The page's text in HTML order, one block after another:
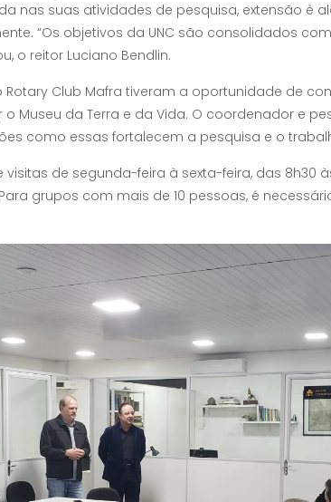
nas suas atividades de pesquisa, extensão è
“Os objetivos da UNC são consolidados
o reitor Luciano Bendlin.
Club Mafra tiveram a oportunidade de
Museu da Terra e da Vida. O coordenador e
como essas fortalecem a pesquisa e o
de segunda-feira à sexta-feira, das 8h30 às
grupos com mais de 10 pessoas, é